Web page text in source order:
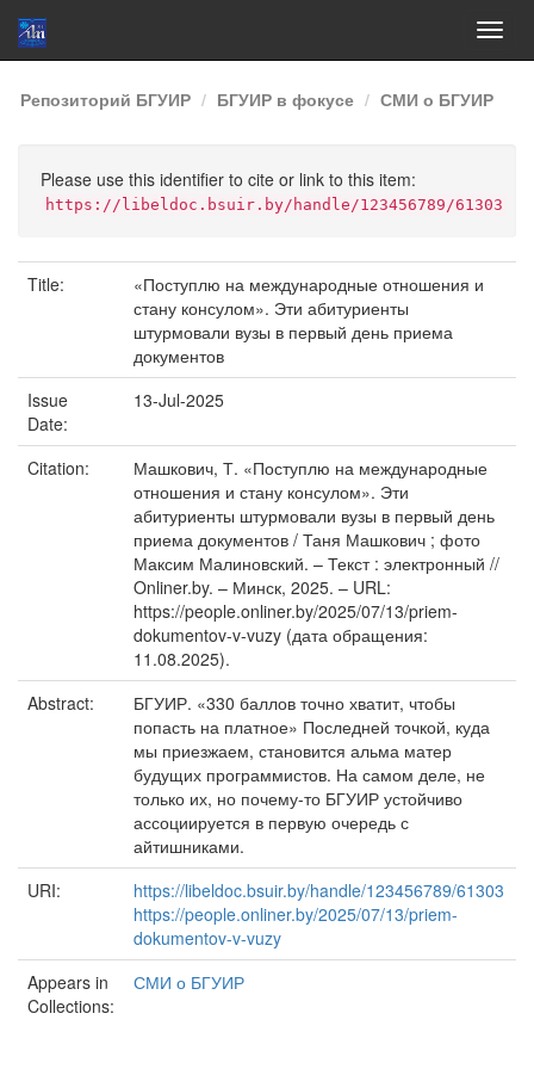
Skip
navigation
Репозиторий БГУИР БГУИР в фокусе СМИ о БГУИР
Please use this identifier to cite or link to this item:
https://libeldoc.bsuir.by/handle/123456789/61303
Title:
«Поступлю на международные отношения и
стану консулом». Эти абитуриенты
штурмовали вузы в первый день приема
документов
Issue
Date:
13-Jul-2025
Citation:
Машкович, Т. «Поступлю на международные
отношения и стану консулом». Эти
абитуриенты штурмовали вузы в первый день
приема документов / Таня Машкович ; фото
Максим Малиновский. – Текст : электронный //
Onliner.by. – Минск, 2025. – URL:
https://people.onliner.by/2025/07/13/priem-
dokumentov-v-vuzy (дата обращения:
11.08.2025).
Abstract:
БГУИР. «330 баллов точно хватит, чтобы
попасть на платное» Последней точкой, куда
мы приезжаем, становится альма матер
будущих программистов. На самом деле, не
только их, но почему-то БГУИР устойчиво
ассоциируется в первую очередь с
айтишниками.
URI:
https://libeldoc.bsuir.by/handle/123456789/61303
https://people.onliner.by/2025/07/13/priem-
dokumentov-v-vuzy
Appears in
Collections:
СМИ о БГУИР